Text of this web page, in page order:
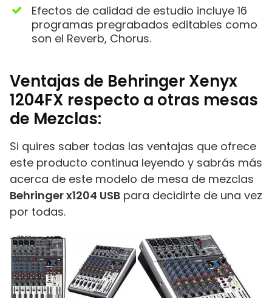
Efectos de calidad de estudio incluye 16
programas pregrabados editables como
son el Reverb, Chorus.
Ventajas de Behringer Xenyx
1204FX respecto a otras mesas
de Mezclas:
Si quires saber todas las ventajas que ofrece
este producto continua leyendo y sabrás más
acerca de este modelo de mesa de mezclas
Behringer x1204 USB para decidirte de una vez
por todas.